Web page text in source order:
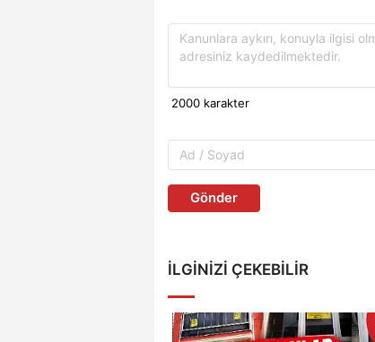
Gönder
İLGINIZI ÇEKEBILIR